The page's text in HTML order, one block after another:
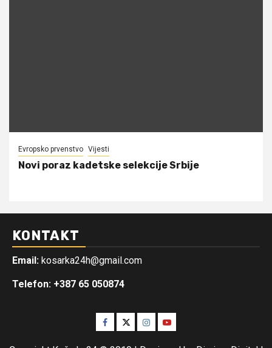
Evropsko prvenstvo Vijesti
Novi poraz kadetske selekcije Srbije
KONTAKT
Email: kosarka24h@gmail.com
Telefon: +387 65 050874
Facebook
TwitterInstagram
Youtube